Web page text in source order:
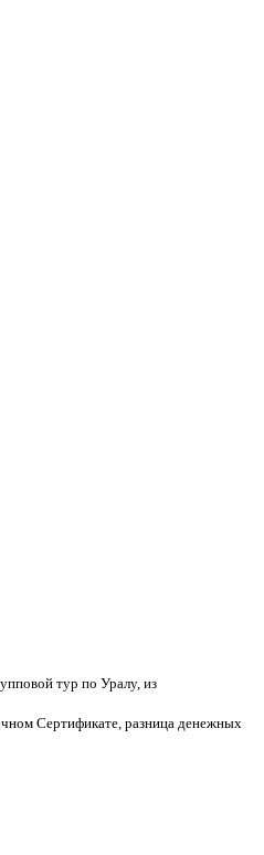
тур по Уралу, из
Сертификате, разница денежных